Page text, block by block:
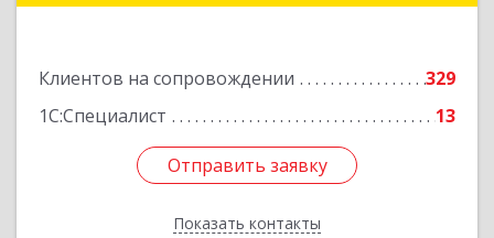
Клиентов на сопровождении
329
1С:Специалист
13
Отправить заявку
Показать контакты
Отправить заявку
Назад